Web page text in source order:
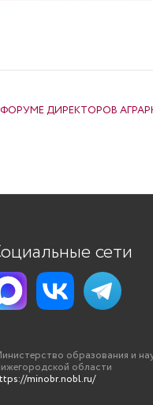
ДИРЕКТОРОВ
сети
образования и
области
minobr.nobl.ru/